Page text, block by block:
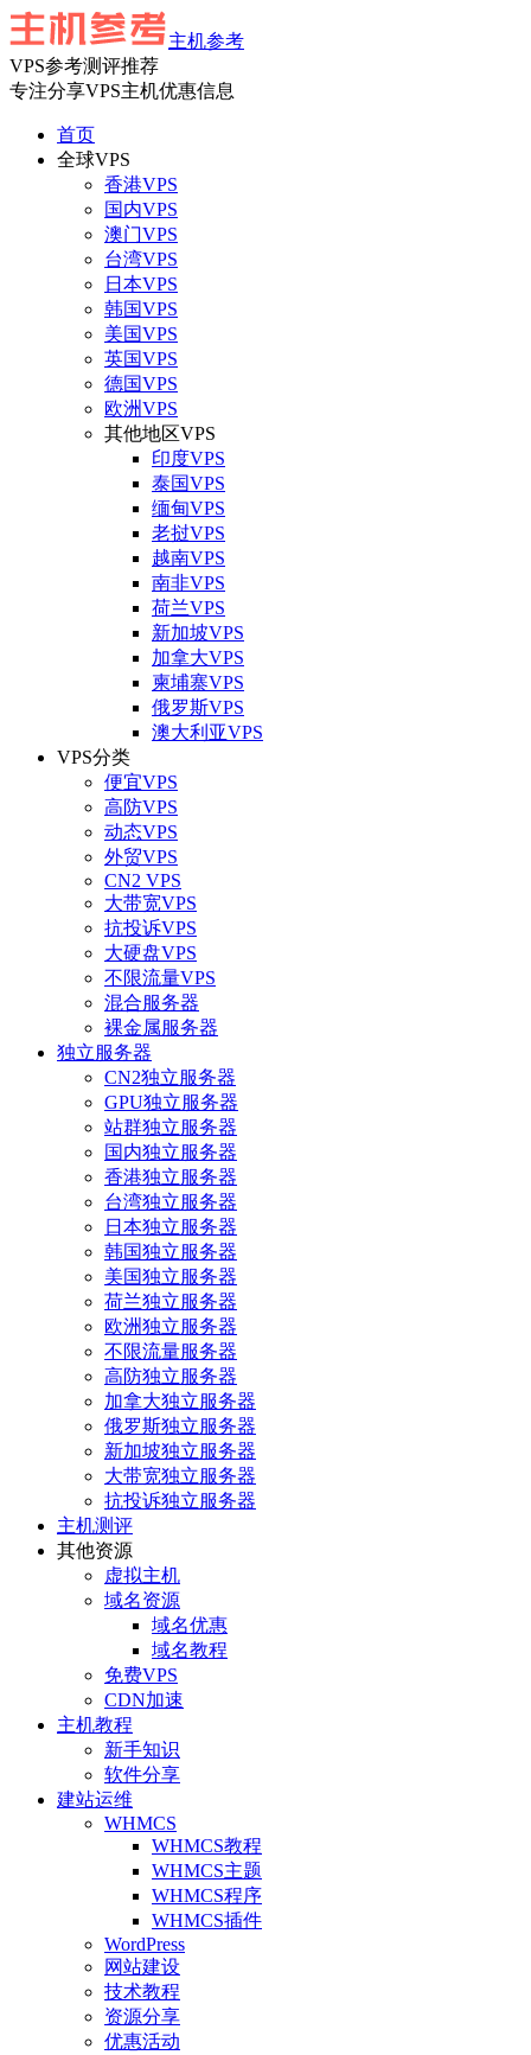
主机参考
VPS参考测评推荐
专注分享VPS主机优惠信息
首页
全球VPS
香港VPS
国内VPS
澳门VPS
台湾VPS
日本VPS
韩国VPS
美国VPS
英国VPS
德国VPS
欧洲VPS
其他地区VPS
印度VPS
泰国VPS
缅甸VPS
老挝VPS
越南VPS
南非VPS
荷兰VPS
新加坡VPS
加拿大VPS
柬埔寨VPS
俄罗斯VPS
澳大利亚VPS
VPS分类
便宜VPS
高防VPS
动态VPS
外贸VPS
CN2 VPS
大带宽VPS
抗投诉VPS
大硬盘VPS
不限流量VPS
混合服务器
裸金属服务器
独立服务器
CN2独立服务器
GPU独立服务器
站群独立服务器
国内独立服务器
香港独立服务器
台湾独立服务器
日本独立服务器
韩国独立服务器
美国独立服务器
荷兰独立服务器
欧洲独立服务器
不限流量服务器
高防独立服务器
加拿大独立服务器
俄罗斯独立服务器
新加坡独立服务器
大带宽独立服务器
抗投诉独立服务器
主机测评
其他资源
虚拟主机
域名资源
域名优惠
域名教程
免费VPS
CDN加速
主机教程
新手知识
软件分享
建站运维
WHMCS
WHMCS教程
WHMCS主题
WHMCS程序
WHMCS插件
WordPress
网站建设
技术教程
资源分享
优惠活动